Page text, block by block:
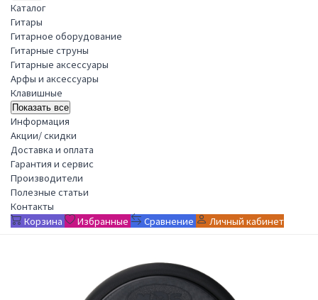
Каталог
Гитары
Гитарное оборудование
Гитарные струны
Гитарные аксессуары
Арфы и аксессуары
Клавишные
Показать все
Информация
Акции/ скидки
Доставка и оплата
Гарантия и сервис
Производители
Полезные статьи
Контакты
Корзина
Избранные Сравнение Личный кабинет